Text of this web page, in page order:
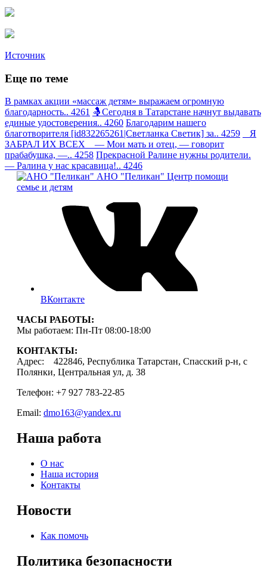
Источник
Еще по теме
В рамках акции «массаж детям» выражаем огромную
благодарность.. 4261 🤱Сегодня в Татарстане начнут выдавать
единые удостоверения.. 4260 Благодарим нашего
благотворителя [id832265261|Светланка Светик] за.. 4259
Я
ЗАБРАЛ ИХ ВСЕХ — Мои мать и отец, — говорит
прабабушка, —.. 4258 Прекрасной Ралине нужны родители.
— Ралина у нас красавица!.. 4246
АНО "Пеликан" Центр помощи
семье и детям
ВКонтакте
ЧАСЫ РАБОТЫ:
Мы работаем: Пн-Пт 08:00-18:00
КОНТАКТЫ:
Адрес: 422846, Республика Татарстан, Спасский р-н, с
Полянки, Центральная ул, д. 38
Телефон: +7 927 783-22-85
Email: dmo163@yandex.ru
Наша работа
О нас
Наша история
Контакты
Новости
Как помочь
Политика безопасности